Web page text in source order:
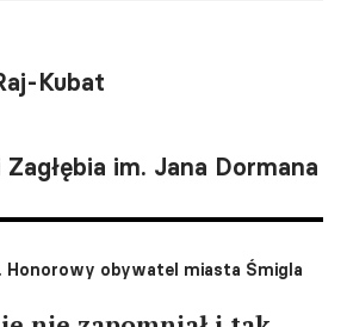
Kubat
im. Jana Dormana
Honorowy obywatel miasta Śmigla